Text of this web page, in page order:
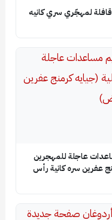
لمهجّري سري كانيه
عاجلة للمهجرين
عفرين سره كانية رأس